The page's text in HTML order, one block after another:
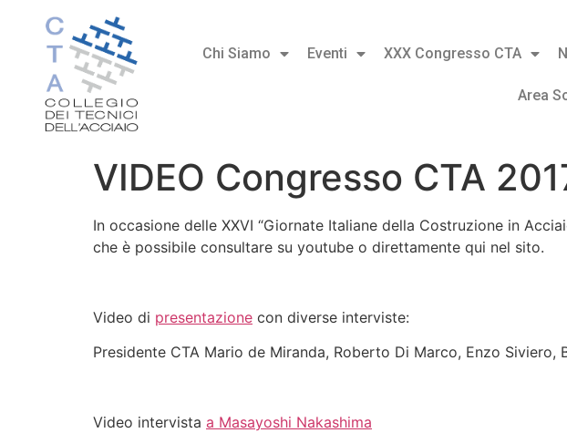
Chi Siamo Eventi XXX Congresso CTA
Area
VIDEO Congresso CTA
In occasione delle XXVI “Giornate Italiane della Costruzione in
che è possibile consultare su youtube o direttamente qui nel sito.
Video di presentazione con diverse interviste:
Presidente CTA Mario de Miranda, Roberto Di Marco, Enzo
Video intervista a Masayoshi Nakashima